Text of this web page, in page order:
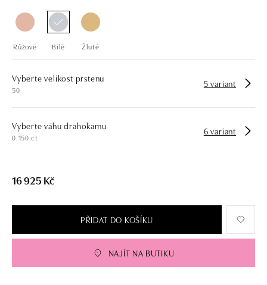
Růžové Bílé Žluté
Vyberte velikost prstenu
50
5 variant
Vyberte váhu drahokamu
0.150 ct
6 variant
16 925 Kč
PŘIDAT DO KOŠÍKU
NAJÍT NA BUTIKU